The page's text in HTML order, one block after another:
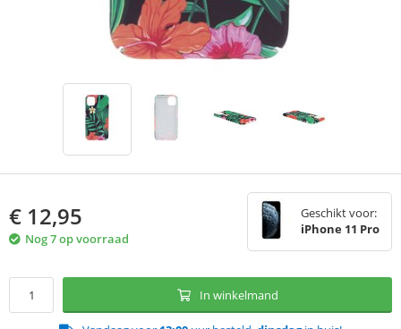
€ 12,95
Nog 7 op voorraad
Geschikt voor:
iPhone 11 Pro
In winkelmand